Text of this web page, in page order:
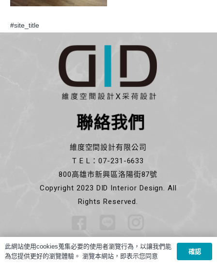
#site_title
聯絡我們
維度空間設計有限公司
T E L：07-231-6633
800高雄市新興區洛陽街87號
Copyright 2023 DID Interior Design. All
Rights Reserved.
此網站使用cookies蒐集必要的使用者瀏覽行為，以讓我們能
為您提供更好的瀏覽體驗。 瀏覽本網站，即表示您同意
確認